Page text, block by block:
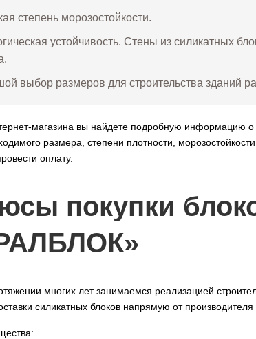
степень морозостойкости.
устойчивость. Стены из силикатных
выбор размеров для строительства зданий
магазина вы найдете подробную информацию
размера, степени плотности,
оплату.
покупки
многих лет занимаемся реализацией
силикатных блоков напрямую от